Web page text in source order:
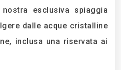
esclusiva spiaggia
dalle acque cristalline
inclusa una riservata ai